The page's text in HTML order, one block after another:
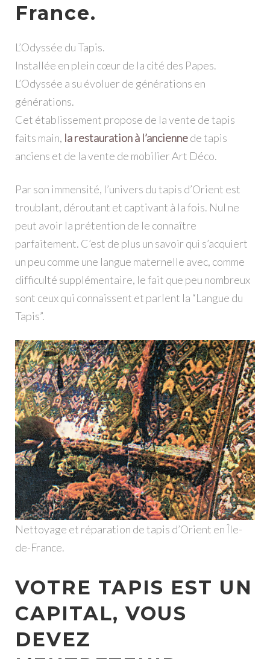
France.
L’Odyssée du Tapis.
Installée en plein cœur de la cité des Papes.
L’Odyssée a su évoluer de générations en
générations.
Cet établissement propose de la vente de tapis
faits main, la restauration à l’anciennede tapis
anciens et de la vente de mobilier Art Déco.
Par son immensité, l’univers du tapis d’Orient est
troublant, déroutant et captivant à la fois. Nul ne
peut avoir la prétention de le connaître
parfaitement. C’est de plus un savoir qui s’acquiert
un peu comme une langue maternelle avec, comme
difficulté supplémentaire, le fait que peu nombreux
sont ceux qui connaissent et parlent la “Langue du
Tapis”.
Nettoyage et réparation de tapis d’Orient en Île-
de-France.
VOTRE TAPIS EST UN
CAPITAL, VOUS
DEVEZ